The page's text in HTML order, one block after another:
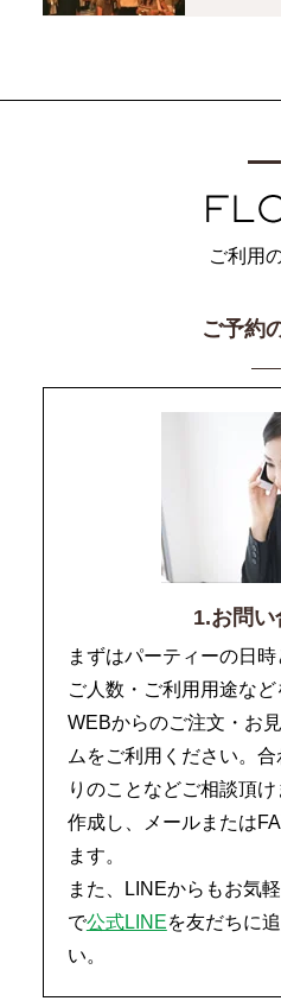
ご利用
ご予約
1.お問い
まずはパーティーの日
ご人数・ご利用用途など
WEBからのご注文・お
ムをご利用ください。
りのことなどご相談頂
作成し、メールまたは
ます。
また、LINEからもお気
で公式LINEを友だちに
い。